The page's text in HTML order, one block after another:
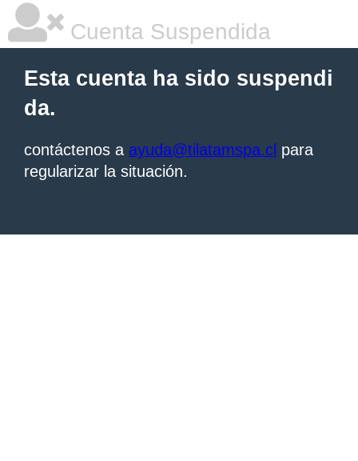
Cuenta Suspendida
Esta cuenta ha sido suspendi
da.
contáctenos a ayuda@tilatamspa.cl para
regularizar la situación.